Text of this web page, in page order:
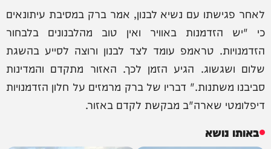
לאחר פגישתו עם נשיא לבנון, אמר ברק במסיבת עיתונאים
כי "יש הזדמנות באוויר ואין טוב מהלבנונים בלבחור
הזדמנויות. טראמפ עומד לצד לבנון ורוצה לסייע בהשגת
שלום ושגשוג. הגיע הזמן לכך. האזור מתקדם והמדינות
סביבנו משתנות." דבריו של ברק מרמזים על חלון הזדמנויות
דיפלומטי שארה"ב מבקשת לקדם באזור.
באותו נושא